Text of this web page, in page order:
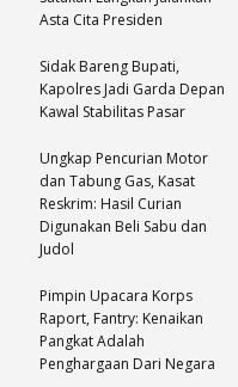
Asta Cita Presiden
Sidak Bareng Bupati,
Kapolres Jadi Garda Depan
Kawal Stabilitas Pasar
Ungkap Pencurian Motor
dan Tabung Gas, Kasat
Reskrim: Hasil Curian
Digunakan Beli Sabu dan
Judol
Pimpin Upacara Korps
Raport, Fantry: Kenaikan
Pangkat Adalah
Penghargaan Dari Negara